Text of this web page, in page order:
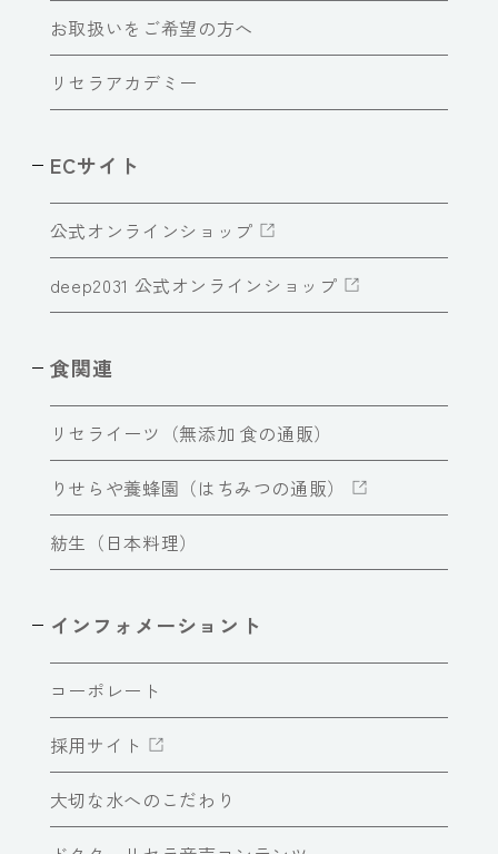
お取扱いをご希望の方へ
リセラアカデミー
ECサイト
公式オンラインショップ
deep2031 公式オンラインショップ
食関連
リセライーツ（無添加 食の通販）
りせらや養蜂園（はちみつの通販）
紡生（日本料理）
インフォメーショント
コーポレート
採用サイト
大切な水へのこだわり